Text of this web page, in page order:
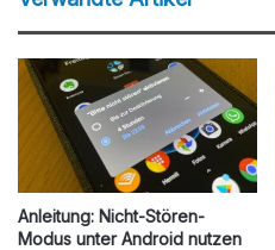
Anleitung: Nicht-Stören-
Modus unter Android nutzen